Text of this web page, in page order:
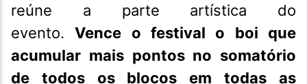
reúne a parte artística do
evento.Vence o festival o boi que
acumular mais pontos no somatório
de todos os blocos em todas as